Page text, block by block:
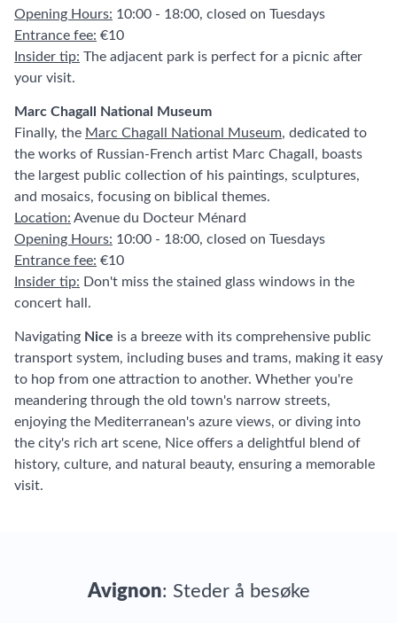
Opening Hours: 10:00 - 18:00, closed on Tuesdays
Entrance fee: €10
Insider tip: The adjacent park is perfect for a picnic after
your visit.
Marc Chagall National Museum
Finally, the Marc Chagall National Museum, dedicated to
the works of Russian-French artist Marc Chagall, boasts
the largest public collection of his paintings, sculptures,
and mosaics, focusing on biblical themes.
Location: Avenue du Docteur Ménard
Opening Hours: 10:00 - 18:00, closed on Tuesdays
Entrance fee: €10
Insider tip: Don't miss the stained glass windows in the
concert hall.
Navigating Nice is a breeze with its comprehensive public
transport system, including buses and trams, making it easy
to hop from one attraction to another. Whether you're
meandering through the old town's narrow streets,
enjoying the Mediterranean's azure views, or diving into
the city's rich art scene, Nice offers a delightful blend of
history, culture, and natural beauty, ensuring a memorable
visit.
Avignon: Steder å besøke